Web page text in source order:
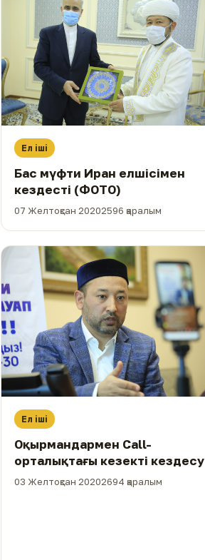
Ел іші
Бас мүфти Иран елшісімен
кездесті (ФОТО)
07 Желтоқсан 20202596 қаралым
Ел іші
Оқырмандармен Call-
орталықтағы кезекті кездесу
03 Желтоқсан 20202694 қаралым